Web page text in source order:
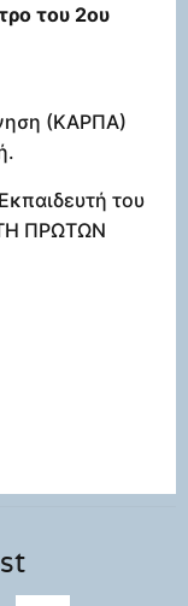
του 2ου
(ΚΑΡΠΑ)
του
ΠΡΩΤΩΝ